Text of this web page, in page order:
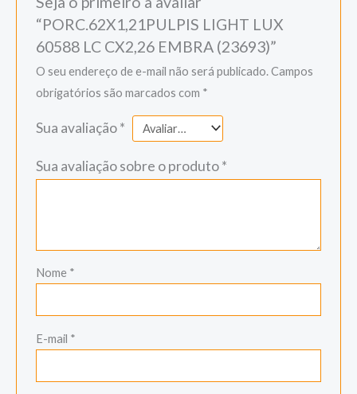
“PORC.62X1,21PULPIS LIGHT LUX
60588 LC CX2,26 EMBRA (23693)”
O seu endereço de e-mail não será publicado.Campos
obrigatórios são marcados com *
Sua avaliação*
Sua avaliação sobre o produto*
Nome *
E-mail *